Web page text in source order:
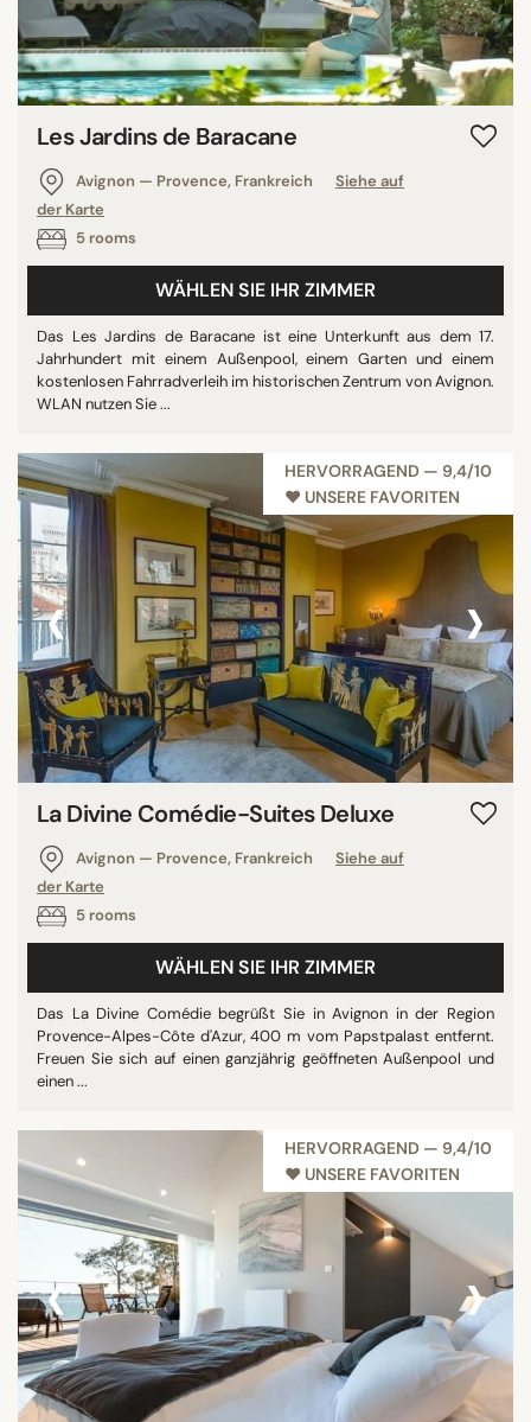
Les Jardins de Baracane
Avignon — Provence, Frankreich
Siehe auf
der Karte
5 rooms
WÄHLEN SIE IHR ZIMMER
Das Les Jardins de Baracane ist eine Unterkunft aus dem 17.
Jahrhundert mit einem Außenpool, einem Garten und einem
kostenlosen Fahrradverleih im historischen Zentrum von Avignon.
WLAN nutzen Sie ...
HERVORRAGEND — 9,4/10
♥︎ UNSERE FAVORITEN
‹ ›
La Divine Comédie-Suites Deluxe
Avignon — Provence, Frankreich
Siehe auf
der Karte
5 rooms
WÄHLEN SIE IHR ZIMMER
Das La Divine Comédie begrüßt Sie in Avignon in der Region
Provence-Alpes-Côte d'Azur, 400 m vom Papstpalast entfernt.
Freuen Sie sich auf einen ganzjährig geöffneten Außenpool und
einen ...
HERVORRAGEND — 9,4/10
♥︎ UNSERE FAVORITEN
‹ ›